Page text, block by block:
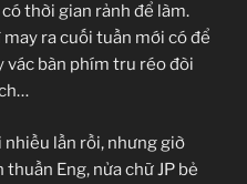
thời gian rảnh để làm.
ra cuối tuần mới có để
vác bàn phím tru réo đòi
nhiều lần rồi, nhưng giờ
Eng, nửa chữ JP bẻ